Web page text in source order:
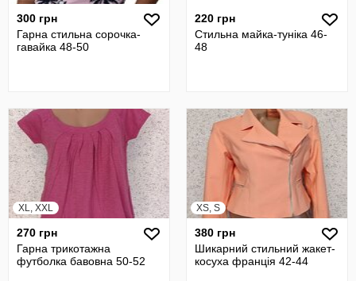
300 грн
Гарна стильна сорочка-
гавайка 48-50
220 грн
Стильна майка-туніка 46-
48
XL, XXL
270 грн
Гарна трикотажна
футболка бавовна 50-52
XS, S
380 грн
Шикарний стильний жакет-
косуха франція 42-44